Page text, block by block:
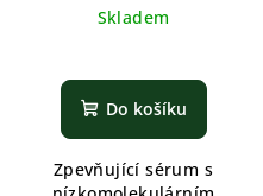
Skladem
Do košíku
Zpevňující sérum s